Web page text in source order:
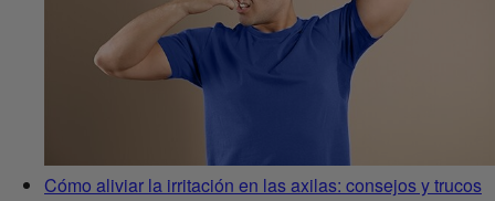
Cómo aliviar la irritación en las axilas: consejos y trucos